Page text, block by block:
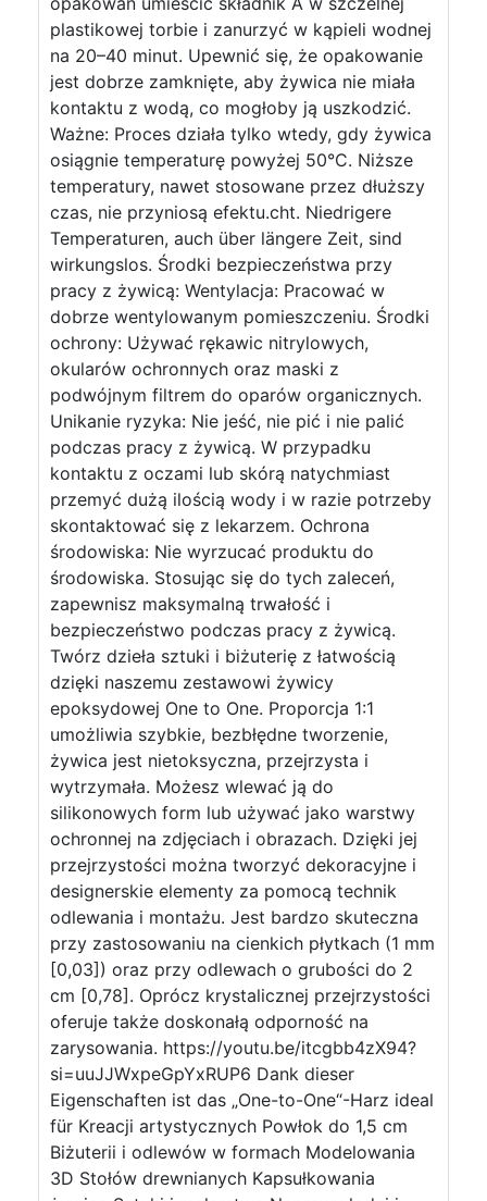
plastikowej torbie i zanurzyć w kąpieli wodnej
na 20–40 minut. Upewnić się, że opakowanie
jest dobrze zamknięte, aby żywica nie miała
kontaktu z wodą, co mogłoby ją uszkodzić.
Ważne: Proces działa tylko wtedy, gdy żywica
osiągnie temperaturę powyżej 50°C. Niższe
temperatury, nawet stosowane przez dłuższy
czas, nie przyniosą efektu.cht. Niedrigere
Temperaturen, auch über längere Zeit, sind
wirkungslos. Środki bezpieczeństwa przy
pracy z żywicą: Wentylacja: Pracować w
dobrze wentylowanym pomieszczeniu. Środki
ochrony: Używać rękawic nitrylowych,
okularów ochronnych oraz maski z
podwójnym filtrem do oparów organicznych.
Unikanie ryzyka: Nie jeść, nie pić i nie palić
podczas pracy z żywicą. W przypadku
kontaktu z oczami lub skórą natychmiast
przemyć dużą ilością wody i w razie potrzeby
skontaktować się z lekarzem. Ochrona
środowiska: Nie wyrzucać produktu do
środowiska. Stosując się do tych zaleceń,
zapewnisz maksymalną trwałość i
bezpieczeństwo podczas pracy z żywicą.
Twórz dzieła sztuki i biżuterię z łatwością
dzięki naszemu zestawowi żywicy
epoksydowej One to One. Proporcja 1:1
umożliwia szybkie, bezbłędne tworzenie,
żywica jest nietoksyczna, przejrzysta i
wytrzymała. Możesz wlewać ją do
silikonowych form lub używać jako warstwy
ochronnej na zdjęciach i obrazach. Dzięki jej
przejrzystości można tworzyć dekoracyjne i
designerskie elementy za pomocą technik
odlewania i montażu. Jest bardzo skuteczna
przy zastosowaniu na cienkich płytkach (1 mm
[0,03]) oraz przy odlewach o grubości do 2
cm [0,78]. Oprócz krystalicznej przejrzystości
oferuje także doskonałą odporność na
zarysowania. https://youtu.be/itcgbb4zX94?
si=uuJJWxpeGpYxRUP6 Dank dieser
Eigenschaften ist das „One-to-One“-Harz ideal
für Kreacji artystycznych Powłok do 1,5 cm
Biżuterii i odlewów w formach Modelowania
3D Stołów drewnianych Kapsułkowania